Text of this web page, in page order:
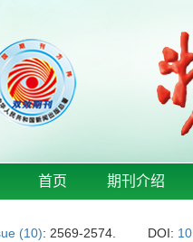
首页 期刊介绍
(10): 2569-2574. DOI: